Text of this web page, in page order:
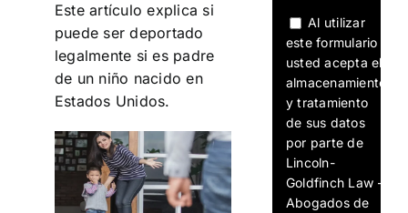
Este artículo explica si
puede ser deportado
legalmente si es padre
de un niño nacido en
Estados Unidos.
Al utilizar
este formulario
usted acepta el
almacenamiento
y tratamiento
de sus datos
por parte de
Lincoln-
Goldfinch Law -
Abogados de